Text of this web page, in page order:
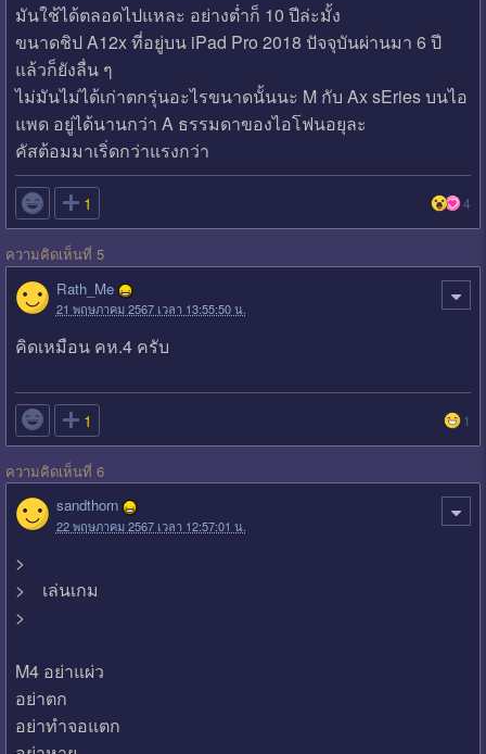
มันใช้ได้ตลอดไปแหละ อย่างต่ำก็ 10 ปีล่ะมั้ง
ขนาดชิป A12x ที่อยู่บน iPad Pro 2018 ปัจจุบันผ่านมา 6 ปี
แล้วก็ยังลื่น ๆ
ไม่มันไม่ได้เก่าตกรุ่นอะไรขนาดนั้นนะ M กับ Ax sEries บนไอ
แพด อยู่ได้นานกว่า A ธรรมดาของไอโฟนอยุละ
คัสต้อมมาเริ่ดกว่าแรงกว่า
 1 4
ความคิดเห็นที่ 5
Rath_Me
21 พฤษภาคม 2567 เวลา 13:55:50 น.
คิดเหมือน คห.4 ครับ
 1 1
ความคิดเห็นที่ 6
sandthorn
22 พฤษภาคม 2567 เวลา 12:57:01 น.
>
> เล่นเกม
>
M4 อย่าแผ่ว
อย่าตก
อย่าทำจอแตก